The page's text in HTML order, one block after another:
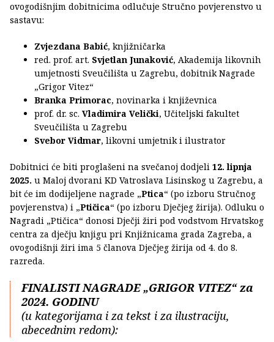
ovogodišnjim dobitnicima odlučuje Stručno povjerenstvo u
sastavu:
Zvjezdana Babić, knjižničarka
red. prof. art. Svjetlan Junaković, Akademija likovnih
umjetnosti Sveučilišta u Zagrebu, dobitnik Nagrade
„Grigor Vitez“
Branka Primorac, novinarka i književnica
prof. dr. sc. Vladimira Velički, Učiteljski fakultet
Sveučilišta u Zagrebu
Svebor Vidmar, likovni umjetnik i ilustrator
Dobitnici će biti proglašeni na svečanoj dodjeli 12. lipnja
2025. u Maloj dvorani KD Vatroslava Lisinskog u Zagrebu, a
bit će im dodijeljene nagrade „Ptica“ (po izboru Stručnog
povjerenstva) i „Ptičica“ (po izboru Dječjeg žirija). Odluku o
Nagradi „Ptičica“ donosi Dječji žiri pod vodstvom Hrvatskog
centra za dječju knjigu pri Knjižnicama grada Zagreba, a
ovogodišnji žiri ima 5 članova Dječjeg žirija od 4. do 8.
razreda.
FINALISTI NAGRADE „GRIGOR VITEZ“ za
2024. GODINU
(u kategorijama i za tekst i za ilustraciju,
abecednim redom):